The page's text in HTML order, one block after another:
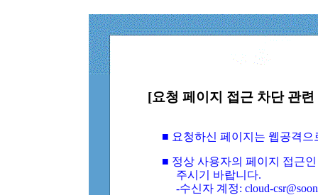
[요청 페이지 접근 차단 관
■ 요청하신 페이지는 웹공격
■ 정상 사용자의 페이지 접근
주시기 바랍니다.
-수신자 계정: cloud-